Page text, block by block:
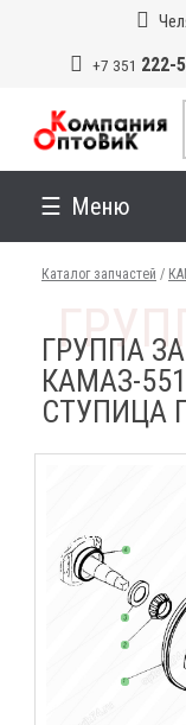
+7 351 222-
Меню
Каталог запчастей /
ГРУППА
КАМАЗ-
СТУПИЦА